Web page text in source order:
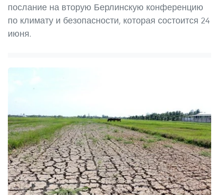
послание на вторую Берлинскую конференцию
по климату и безопасности, которая состоится 24
июня.